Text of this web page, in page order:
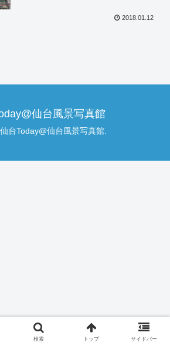
2018.01.12
仙台風景写真館
台Today@仙台風景写真館.
検索 トップ サイドバー